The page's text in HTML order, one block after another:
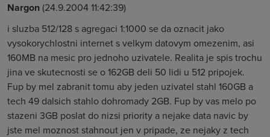
Nargon(24.9.2004 11:42:39)
i sluzba 512/128 s agregaci 1:1000 se da oznacit jako
vysokorychlostni internet s velkym datovym omezenim, asi
160MB na mesic pro jednoho uzivatele. Realita je spis trochu
jina ve skutecnosti se o 162GB deli 50 lidi u 512 pripojek.
Fup by mel zabranit tomu aby jeden uzivatel stahl 160GB a
tech 49 dalsich stahlo dohromady 2GB. Fup by vas melo po
stazeni 3GB poslat do nizsi priority a nejake data navic by
jste mel moznost stahnout jen v pripade, ze nejaky z tech